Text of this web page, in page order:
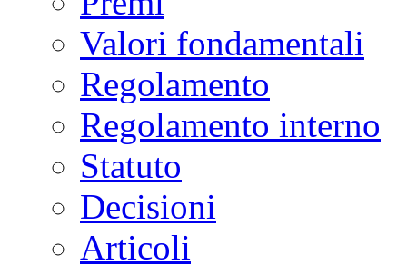
Valori fondamentali
Regolamento
Regolamento interno
Statuto
Decisioni
Articoli